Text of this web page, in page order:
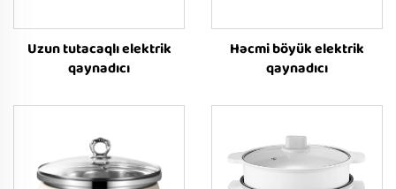
Uzun tutacaqlı elektrik
qaynadıcı
Həcmi böyük elektrik
qaynadıcı